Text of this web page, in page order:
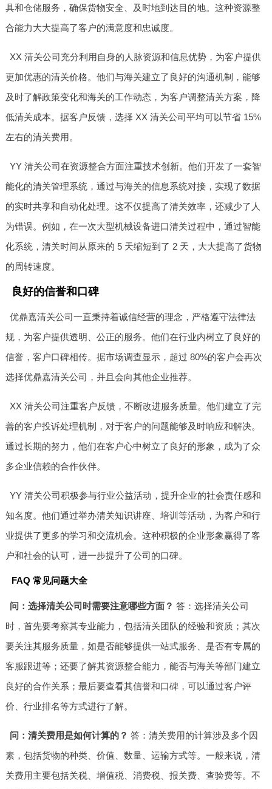
具和仓储服务，确保货物安全、及时地到达目的地。这种资源整
合能力大大提高了客户的满意度和忠诚度。
XX 清关公司充分利用自身的人脉资源和信息优势，为客户提供
更加优惠的清关价格。他们与海关建立了良好的沟通机制，能够
及时了解政策变化和海关的工作动态，为客户调整清关方案，降
低清关成本。据客户反馈，选择 XX 清关公司平均可以节省 15%
左右的清关费用。
YY 清关公司在资源整合方面注重技术创新。他们开发了一套智
能化的清关管理系统，通过与海关的信息系统对接，实现了数据
的实时共享和自动化处理。这不仅提高了清关效率，还减少了人
为错误。例如，在一次大型机械设备进口清关过程中，通过智能
化系统，清关时间从原来的 5 天缩短到了 2 天，大大提高了货物
的周转速度。
良好的信誉和口碑
优鼎嘉清关公司一直秉持着诚信经营的理念，严格遵守法律法
规，为客户提供透明、公正的服务。他们在行业内树立了良好的
信誉，客户口碑相传。据市场调查显示，超过 80%的客户会再次
选择优鼎嘉清关公司，并且会向其他企业推荐。
XX 清关公司注重客户反馈，不断改进服务质量。他们建立了完
善的客户投诉处理机制，对于客户的问题能够及时响应和解决。
通过长期的努力，他们在客户心中树立了良好的形象，成为了众
多企业信赖的合作伙伴。
YY 清关公司积极参与行业公益活动，提升企业的社会责任感和
知名度。他们通过举办清关知识讲座、培训等活动，为客户和行
业提供了更多的学习和交流机会。这种积极的企业形象赢得了客
户和社会的认可，进一步提升了公司的口碑。
FAQ 常见问题大全
问：选择清关公司时需要注意哪些方面？ 答：选择清关公司
时，首先要考察其专业能力，包括清关团队的经验和资质；其次
要关注其服务质量，如是否能够提供一站式服务、是否有专属的
客服跟进等；还要了解其资源整合能力，能否与海关等部门建立
良好的合作关系；最后要查看其信誉和口碑，可以通过客户评
价、行业排名等方式进行了解。
问：清关费用是如何计算的？ 答：清关费用的计算涉及多个因
素，包括货物的种类、价值、数量、运输方式等。一般来说，清
关费用主要包括关税、增值税、消费税、报关费、查验费等。不